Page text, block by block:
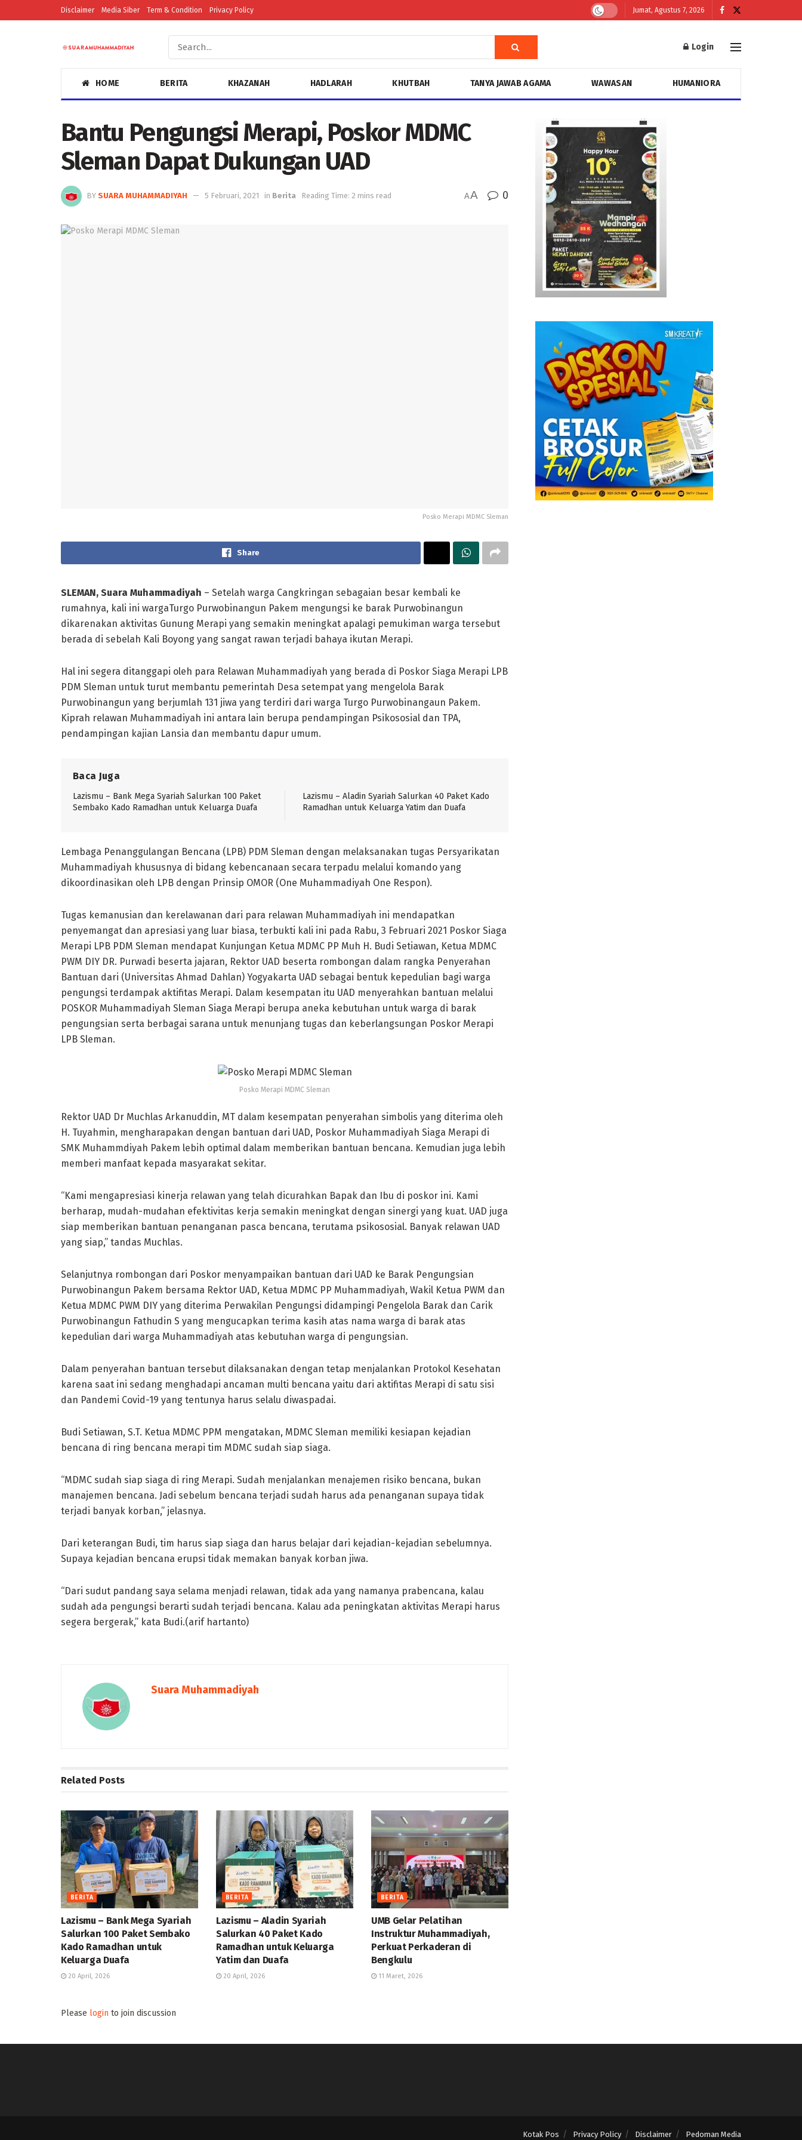
Disclaimer Media Siber Term & Condition Privacy Policy Jumat, Agustus 7, 2026
Login
HOME BERITA KHAZANAH HADLARAH KHUTBAH TANYA JAWAB AGAMA WAWASAN HUMANIORA
Bantu Pengungsi Merapi, Poskor MDMC
Sleman Dapat Dukungan UAD
BY SUARA MUHAMMADIYAH 5 Februari, 2021 in Berita Reading Time: 2 mins read AA 0
Posko Merapi MDMC Sleman
Share
SLEMAN, Suara Muhammadiyah – Setelah warga Cangkringan sebagaian besar kembali ke
rumahnya, kali ini wargaTurgo Purwobinangun Pakem mengungsi ke barak Purwobinangun
dikarenakan aktivitas Gunung Merapi yang semakin meningkat apalagi pemukiman warga tersebut
berada di sebelah Kali Boyong yang sangat rawan terjadi bahaya ikutan Merapi.
Hal ini segera ditanggapi oleh para Relawan Muhammadiyah yang berada di Poskor Siaga Merapi LPB
PDM Sleman untuk turut membantu pemerintah Desa setempat yang mengelola Barak
Purwobinangun yang berjumlah 131 jiwa yang terdiri dari warga Turgo Purwobinangaun Pakem.
Kiprah relawan Muhammadiyah ini antara lain berupa pendampingan Psikososial dan TPA,
pendampingan kajian Lansia dan membantu dapur umum.
Baca Juga
Lazismu – Bank Mega Syariah Salurkan 100 Paket
Sembako Kado Ramadhan untuk Keluarga Duafa
Lazismu – Aladin Syariah Salurkan 40 Paket Kado
Ramadhan untuk Keluarga Yatim dan Duafa
Lembaga Penanggulangan Bencana (LPB) PDM Sleman dengan melaksanakan tugas Persyarikatan
Muhammadiyah khususnya di bidang kebencanaan secara terpadu melalui komando yang
dikoordinasikan oleh LPB dengan Prinsip OMOR (One Muhammadiyah One Respon).
Tugas kemanusian dan kerelawanan dari para relawan Muhammadiyah ini mendapatkan
penyemangat dan apresiasi yang luar biasa, terbukti kali ini pada Rabu, 3 Februari 2021 Poskor Siaga
Merapi LPB PDM Sleman mendapat Kunjungan Ketua MDMC PP Muh H. Budi Setiawan, Ketua MDMC
PWM DIY DR. Purwadi beserta jajaran, Rektor UAD beserta rombongan dalam rangka Penyerahan
Bantuan dari (Universitas Ahmad Dahlan) Yogyakarta UAD sebagai bentuk kepedulian bagi warga
pengungsi terdampak aktifitas Merapi. Dalam kesempatan itu UAD menyerahkan bantuan melalui
POSKOR Muhammadiyah Sleman Siaga Merapi berupa aneka kebutuhan untuk warga di barak
pengungsian serta berbagai sarana untuk menunjang tugas dan keberlangsungan Poskor Merapi
LPB Sleman.
Posko Merapi MDMC Sleman
Rektor UAD Dr Muchlas Arkanuddin, MT dalam kesempatan penyerahan simbolis yang diterima oleh
H. Tuyahmin, mengharapakan dengan bantuan dari UAD, Poskor Muhammadiyah Siaga Merapi di
SMK Muhammdiyah Pakem lebih optimal dalam memberikan bantuan bencana. Kemudian juga lebih
memberi manfaat kepada masyarakat sekitar.
“Kami mengapresiasi kinerja relawan yang telah dicurahkan Bapak dan Ibu di poskor ini. Kami
berharap, mudah-mudahan efektivitas kerja semakin meningkat dengan sinergi yang kuat. UAD juga
siap memberikan bantuan penanganan pasca bencana, terutama psikososial. Banyak relawan UAD
yang siap,” tandas Muchlas.
Selanjutnya rombongan dari Poskor menyampaikan bantuan dari UAD ke Barak Pengungsian
Purwobinangun Pakem bersama Rektor UAD, Ketua MDMC PP Muhammadiyah, Wakil Ketua PWM dan
Ketua MDMC PWM DIY yang diterima Perwakilan Pengungsi didampingi Pengelola Barak dan Carik
Purwobinangun Fathudin S yang mengucapkan terima kasih atas nama warga di barak atas
kepedulian dari warga Muhammadiyah atas kebutuhan warga di pengungsian.
Dalam penyerahan bantuan tersebut dilaksanakan dengan tetap menjalankan Protokol Kesehatan
karena saat ini sedang menghadapi ancaman multi bencana yaitu dari aktifitas Merapi di satu sisi
dan Pandemi Covid-19 yang tentunya harus selalu diwaspadai.
Budi Setiawan, S.T. Ketua MDMC PPM mengatakan, MDMC Sleman memiliki kesiapan kejadian
bencana di ring bencana merapi tim MDMC sudah siap siaga.
“MDMC sudah siap siaga di ring Merapi. Sudah menjalankan menajemen risiko bencana, bukan
manajemen bencana. Jadi sebelum bencana terjadi sudah harus ada penanganan supaya tidak
terjadi banyak korban,” jelasnya.
Dari keterangan Budi, tim harus siap siaga dan harus belajar dari kejadian-kejadian sebelumnya.
Supaya kejadian bencana erupsi tidak memakan banyak korban jiwa.
“Dari sudut pandang saya selama menjadi relawan, tidak ada yang namanya prabencana, kalau
sudah ada pengungsi berarti sudah terjadi bencana. Kalau ada peningkatan aktivitas Merapi harus
segera bergerak,” kata Budi.(arif hartanto)
Suara Muhammadiyah
Related Posts
BERITA
Lazismu – Bank Mega Syariah
Salurkan 100 Paket Sembako
Kado Ramadhan untuk
Keluarga Duafa
20 April, 2026
BERITA
Lazismu – Aladin Syariah
Salurkan 40 Paket Kado
Ramadhan untuk Keluarga
Yatim dan Duafa
20 April, 2026
BERITA
UMB Gelar Pelatihan
Instruktur Muhammadiyah,
Perkuat Perkaderan di
Bengkulu
11 Maret, 2026
Please login to join discussion
Kotak Pos Privacy Policy Disclaimer Pedoman Media